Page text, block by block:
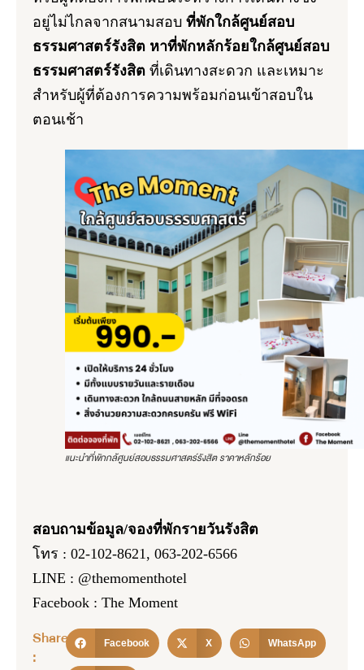
อยู่ไม่ไกลจากสนามสอบ ที่พักใกล้ศูนย์สอบ
ธรรมศาสตร์รังสิต หาที่พักหลักร้อยใกล้ศูนย์สอบ
ธรรมศาสตร์รังสิต ที่เดินทางสะดวก และเหมาะ
สำหรับผู้ที่ต้องการความพร้อมก่อนเข้าสอบใน
ตอนเช้า
แนะนำที่พักกล้ศูนย์สอบธรรมศาสตร์รังสิต ราคาหลักร้อย
สอบถามข้อมูล/จองที่พักรายวันรังสิต
โทร : 02-102-8621, 063-202-6566
LINE : @themomenthotel
Facebook : The Moment
Share
:
Facebook X WhatsApp